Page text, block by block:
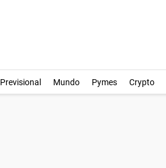
Previsional Mundo Pymes Crypto